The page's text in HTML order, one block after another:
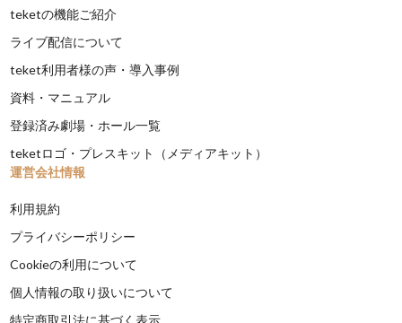
teketの機能ご紹介
ライブ配信について
teket利用者様の声・導入事例
資料・マニュアル
登録済み劇場・ホール一覧
teketロゴ・プレスキット（メディアキット）
運営会社情報
利用規約
プライバシーポリシー
Cookieの利用について
個人情報の取り扱いについて
特定商取引法に基づく表示